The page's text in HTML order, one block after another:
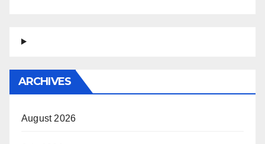
ARCHIVES
August 2026